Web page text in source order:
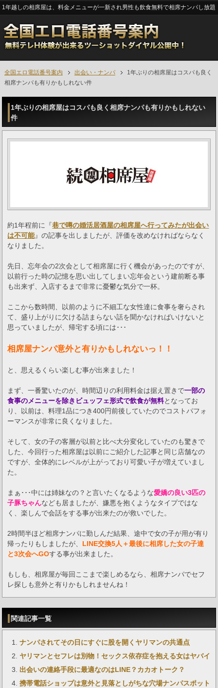
1年越しの相席屋は、料金メニューが一新され男性も飲食無料で相席ナンパし放題
全国エロ電話番号案内 出会い・ナンパ
1年ぶりの相席屋はコスパも良く
相席ナンパも有りかもしれない件
1年ぶりの相席屋はコスパも良く相席ナンパも有りかもしれない
件
約1年程前に『巷で噂の婚活居酒屋の相席屋へ行ってみたが出会い
は不可能』の記事を出しましたが、評価を改めなければならなく
なりました。
先日、忘年会の2次会として相席屋に行く機会があったのですが、
以前行った時の記憶を思い出してしまい忘年会という建前断る事
も出来ず、入店するまで非常に憂鬱な気分で一杯。
ここから数時間、以前のように不細工な女性達に食事を奢らされ
て、盛り上がりに欠ける詰まらない話を聞かなければいけないと
思っていましたが、帰宅する頃には･･･
相席屋ナンパ意外と有りかもしれないっ！！
と、思えるくらい楽しむ事が出来ました！
まず、一番驚いたのが、時間辺りの利用料金は据え置きで一部の
食事のメニューを除きビュッフェ形式で飲食が無料となってお
り、以前は、料理1品につき400円前後していたのでコストパフォ
ーマンスが非常に良くなりました。
そして、女の子の客層が以前と比べ大分変化していたのも驚きで
した、今回行った相席屋は以前にご紹介した記事と同じ店舗なの
ですが、全体的にレベルが上がっており可愛い子が増えていまし
た。
まぁ･･･中には姉妹なの？と言いたくなるような愛嬌の良い3匹の
子豚ちゃんなども居ましたが、嫌悪を抱くようなタイプではな
く、楽しんで会話をする事が出来たのが救いでした。
2時間半ほど相席ナンパに勤しんだ結果、途中で女の子が用が有り
帰ったりもしましたが、 LINE交換5人＋最後に相席した女の子達
と3次会へGOする事が出来ました。
もしも、相席屋が毎回ここまで楽しめるなら、相席ナンパでセフ
レ探しも意外と有りかもしれませんね！
関連記事一覧
ナンパされてその日にすぐに股を開くヤリマンの共通点
ヤリマンとセフレは別物！セックス依存症を抱える女はヤバイ
出会いの連絡手段に最適なのはLINE？カカオトーク？
携帯電話ショップは意外と見落としがちな穴場ナンパスポット